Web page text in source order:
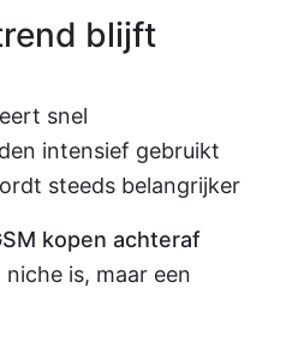
blijft
snel
intensief gebruikt
steeds belangrijker
kopen achteraf
is, maar een